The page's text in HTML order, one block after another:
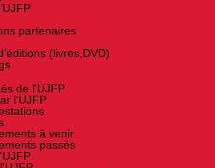
partenaires
(livres,DVD)
de l'UJFP
l'UJFP
à venir
passés